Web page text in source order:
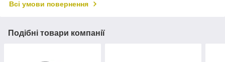
Всі умови повернення
Подібні товари компанії